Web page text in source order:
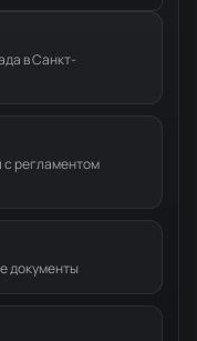
в Санкт-
с регламентом
документы